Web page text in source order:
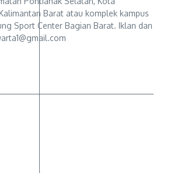
Barat atau komplek kampus
Sport Center Bagian Barat. Iklan dan